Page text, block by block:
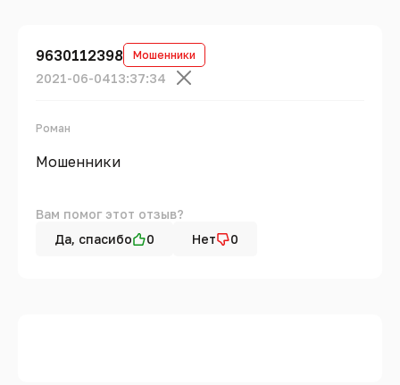
9630112398 Мошенники
2021-06-0413:37:34
Роман
Мошенники
Вам помог этот отзыв?
Да, спасибо
0 Нет 0